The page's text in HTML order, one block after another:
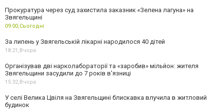
Прокуратура через суд захистила заказник «Зелена лагуна» на
Звягельщині
09:00, Сьогодні
За липень у Звягельській лікарні народилося 40 дітей
18:21, Вчора
Організував дві нарколабораторії та «заробив» мільйон: жителя
Звягельщини засудили до 7 років в'язниці
15:32, Вчора
У селі Велика Цвіля на Звягельщині блискавка влучила в житловий
будинок